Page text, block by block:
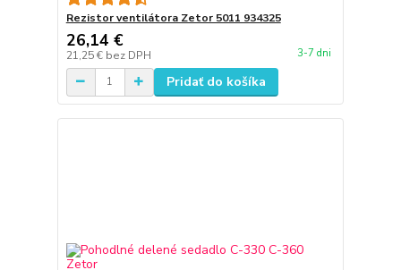
Rezistor ventilátora Zetor 5011 934325
26,14 €
21,25 € bez DPH 3-7 dni
Pridať do košíka